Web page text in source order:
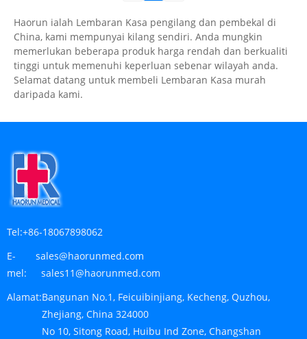
Haorun ialah Lembaran Kasa pengilang dan pembekal di
China, kami mempunyai kilang sendiri. Anda mungkin
memerlukan beberapa produk harga rendah dan berkualiti
tinggi untuk memenuhi keperluan sebenar wilayah anda.
Selamat datang untuk membeli Lembaran Kasa murah
daripada kami.
Tel:+86-18067898062
E-
mel:
sales@haorunmed.com
sales11@haorunmed.com
Alamat:Bangunan No.1, Feicuibinjiang, Kecheng, Quzhou,
Zhejiang, China 324000
No 10, Sitong Road, Huibu Ind Zone, Changshan